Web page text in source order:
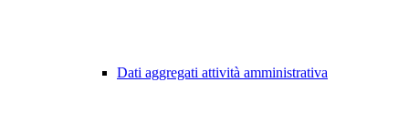
Dati aggregati attività amministrativa